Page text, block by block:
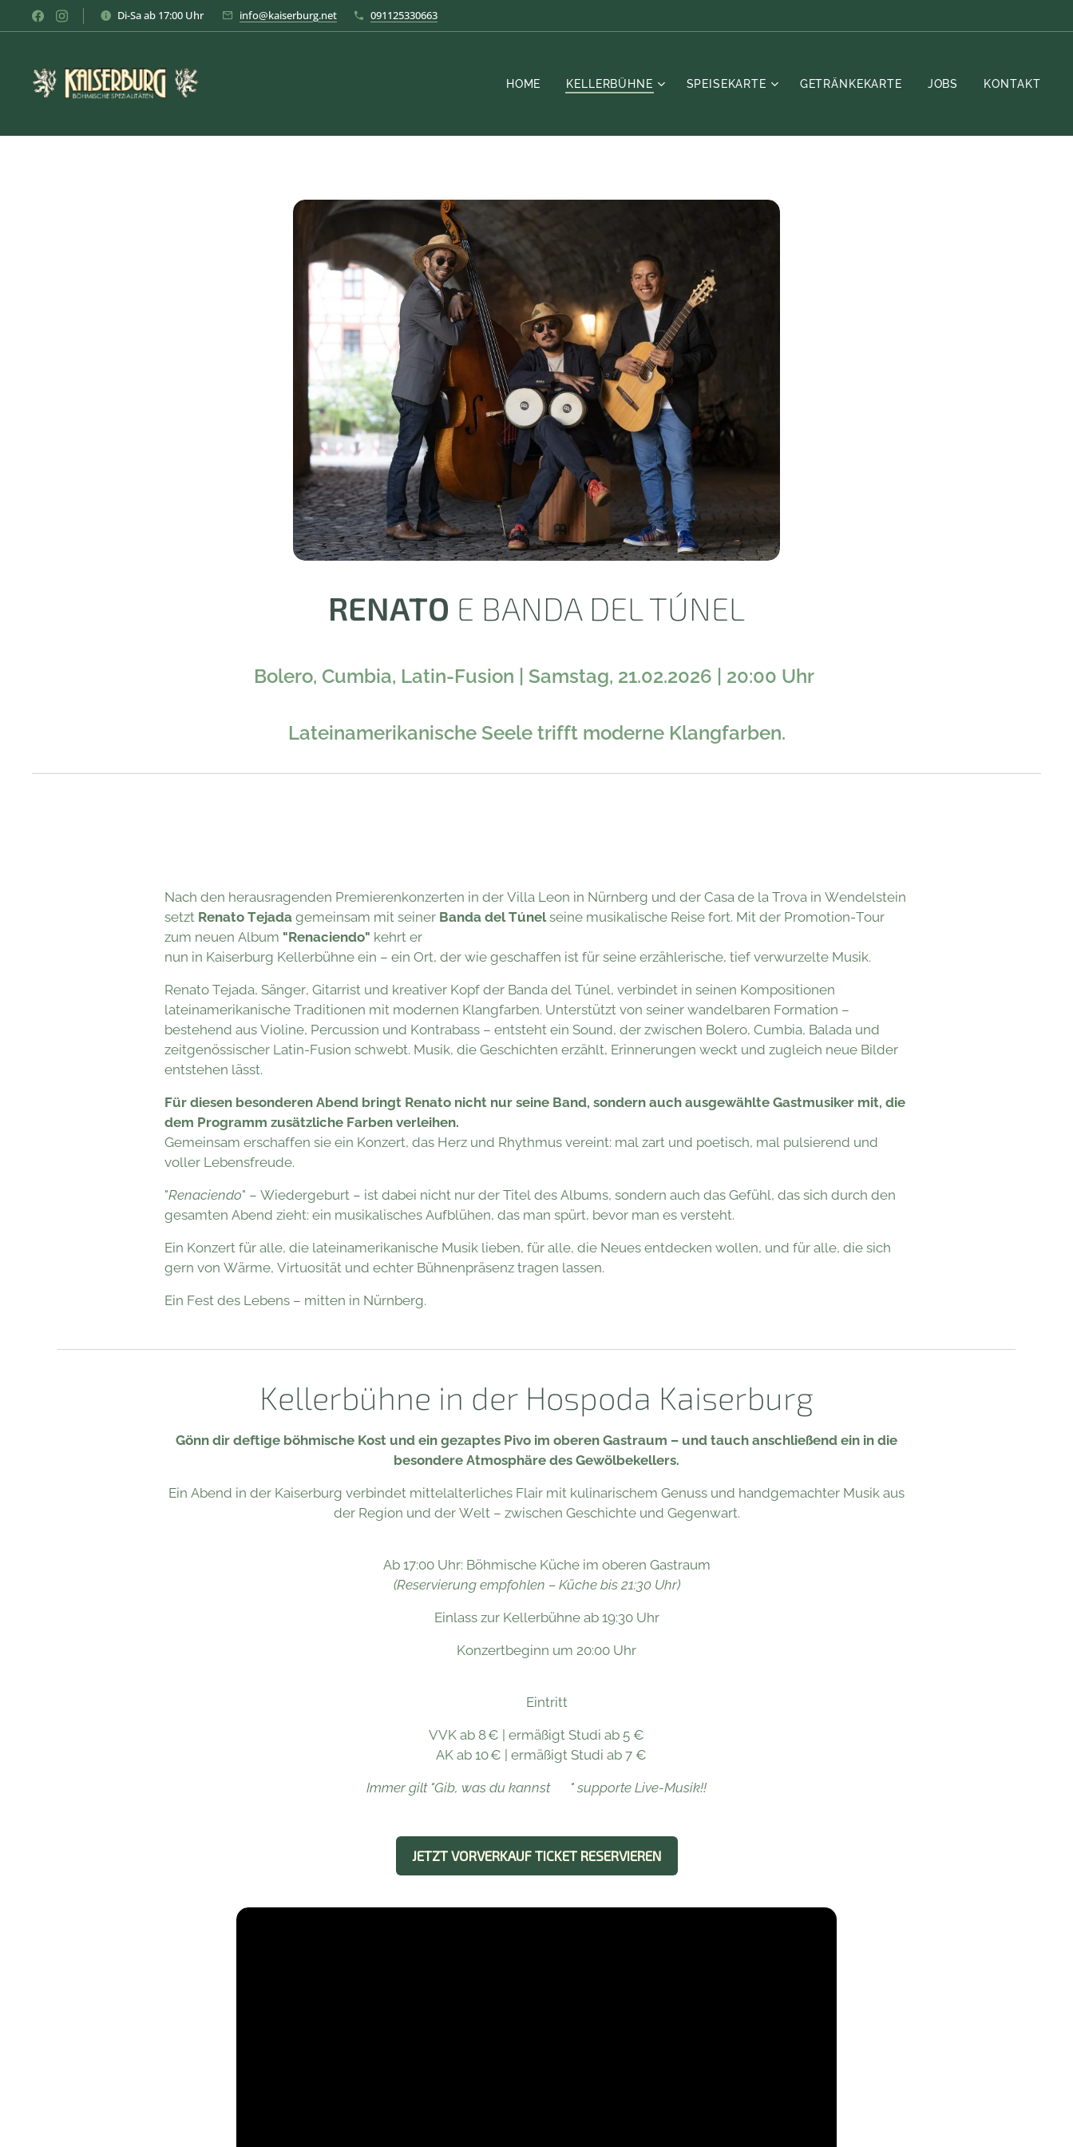
Di-Sa ab 17:00 Uhr info@kaiserburg.net 091125330663
HOME KELLERBÜHNE SPEISEKARTE GETRÄNKEKARTE JOBS KONTAKT
RENATO E BANDA DEL TÚNEL
Bolero, Cumbia, Latin-Fusion | Samstag, 21.02.2026 | 20:00 Uhr
Lateinamerikanische Seele trifft moderne Klangfarben.
Nach den herausragenden Premierenkonzerten in der Villa Leon in Nürnberg und der Casa de la Trova in Wendelstein
setzt Renato Tejadagemeinsam mit seiner Banda del Túnelseine musikalische Reise fort. Mit der Promotion‑Tour
zum neuen Album "Renaciendo" kehrt er
nun in Kaiserburg Kellerbühne ein – ein Ort, der wie geschaffen ist für seine erzählerische, tief verwurzelte Musik.
Renato Tejada, Sänger, Gitarrist und kreativer Kopf der Banda del Túnel, verbindet in seinen Kompositionen
lateinamerikanische Traditionen mit modernen Klangfarben. Unterstützt von seiner wandelbaren Formation –
bestehend aus Violine, Percussion und Kontrabass – entsteht ein Sound, der zwischen Bolero, Cumbia, Balada und
zeitgenössischer Latin‑Fusion schwebt. Musik, die Geschichten erzählt, Erinnerungen weckt und zugleich neue Bilder
entstehen lässt.
Für diesen besonderen Abend bringt Renato nicht nur seine Band, sondern auch ausgewählte Gastmusiker mit, die
dem Programm zusätzliche Farben verleihen.
Gemeinsam erschaffen sie ein Konzert, das Herz und Rhythmus vereint: mal zart und poetisch, mal pulsierend und
voller Lebensfreude.
"Renaciendo" – Wiedergeburt – ist dabei nicht nur der Titel des Albums, sondern auch das Gefühl, das sich durch den
gesamten Abend zieht: ein musikalisches Aufblühen, das man spürt, bevor man es versteht.
Ein Konzert für alle, die lateinamerikanische Musik lieben, für alle, die Neues entdecken wollen, und für alle, die sich
gern von Wärme, Virtuosität und echter Bühnenpräsenz tragen lassen.
Ein Fest des Lebens – mitten in Nürnberg.
Kellerbühne in der Hospoda Kaiserburg
Gönn dir deftige böhmische Kost und ein gezaptes Pivo im oberen Gastraum – und tauch anschließend ein in die
besondere Atmosphäre des Gewölbekellers.
Ein Abend in der Kaiserburg verbindet mittelalterliches Flair mit kulinarischem Genuss und handgemachter Musik aus
der Region und der Welt – zwischen Geschichte und Gegenwart.
🍽 Ab 17:00 Uhr: Böhmische Küche im oberen Gastraum
(Reservierung empfohlen – Küche bis 21:30 Uhr)
🎟 Einlass zur Kellerbühne ab 19:30 Uhr
🎸 Konzertbeginn um 20:00 Uhr
🎫 Eintritt
VVK ab 8 € | ermäßigt Studi ab 5 €
AK ab 10 € | ermäßigt Studi ab 7 €
Immer gilt "Gib, was du kannst ❤" supporte Live-Musik!!
JETZT VORVERKAUF TICKET RESERVIEREN